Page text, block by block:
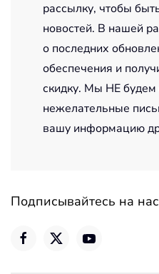
рассылку, чтобы
новостей. В нашей
о последних
обеспечения и
скидку. Мы НЕ будем
нежелательные
вашу информацию
Подписывайтесь на нас